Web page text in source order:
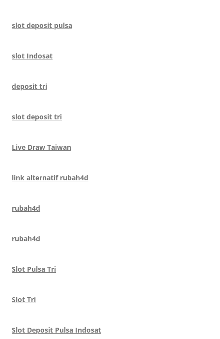
slot deposit pulsa
slot Indosat
deposit tri
slot deposit tri
Live Draw Taiwan
link alternatif rubah4d
rubah4d
rubah4d
Slot Pulsa Tri
Slot Tri
Slot Deposit Pulsa Indosat